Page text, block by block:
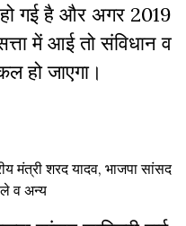
गई है और अगर 2019
में आई तो संविधान व
हो जाएगा।
मंत्री शरद यादव, भाजपा सांसद
व अन्य